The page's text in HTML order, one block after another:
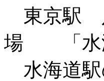
東京駅
場 「水
水海道駅